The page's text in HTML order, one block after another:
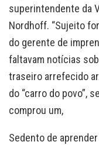
superintendente da
Nordhoff. “Sujeito
do gerente de
faltavam notícias
traseiro arrefecido
do “carro do povo”,
comprou um,
Sedento de